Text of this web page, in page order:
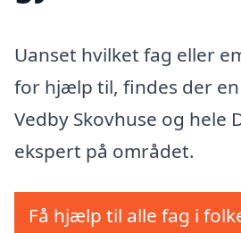
Uanset hvilket fag eller
for hjælp til, findes der
Vedby Skovhuse og hele
ekspert på området.
Få hjælp til alle fag i